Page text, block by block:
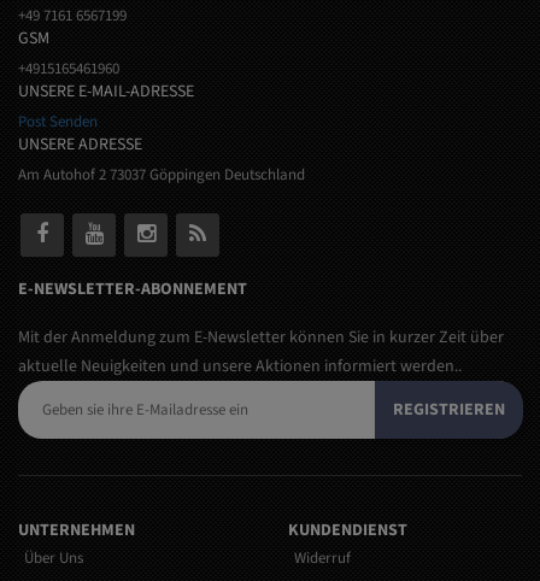
+49 7161 6567199
GSM
+4915165461960
UNSERE E-MAIL-ADRESSE
Post Senden
UNSERE ADRESSE
Am Autohof 2 73037 Göppingen Deutschland
E-NEWSLETTER-ABONNEMENT
Mit der Anmeldung zum E-Newsletter können Sie in kurzer Zeit über
aktuelle Neuigkeiten und unsere Aktionen informiert werden..
REGISTRIEREN
UNTERNEHMEN
Über Uns
KUNDENDIENST
Widerruf